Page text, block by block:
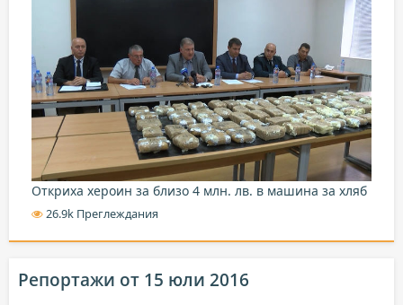
Откриха хероин за близо 4 млн. лв. в машина за хляб
26.9k Преглеждания
Репортажи от 15 юли 2016